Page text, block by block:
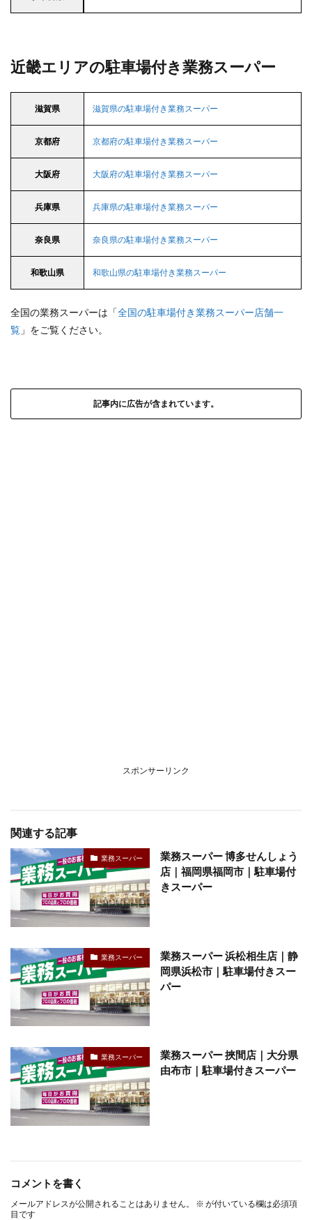
近畿エリアの駐車場付き業務スーパー
滋賀県 滋賀県の駐車場付き業務スーパー
京都府 京都府の駐車場付き業務スーパー
大阪府 大阪府の駐車場付き業務スーパー
兵庫県 兵庫県の駐車場付き業務スーパー
奈良県 奈良県の駐車場付き業務スーパー
和歌山県 和歌山県の駐車場付き業務スーパー
全国の業務スーパーは「全国の駐車場付き業務スーパー店舗一
覧 」をご覧ください。
記事内に広告が含まれています。
スポンサーリンク
関連する記事
業務スーパー
業務スーパー 博多せんしょう
店｜福岡県福岡市｜駐車場付
きスーパー
業務スーパー
業務スーパー 浜松相生店｜静
岡県浜松市｜駐車場付きスー
パー
業務スーパー
業務スーパー 挾間店｜大分県
由布市｜駐車場付きスーパー
コメントを書く
メールアドレスが公開されることはありません。 ※ が付いている欄は必須項
目です